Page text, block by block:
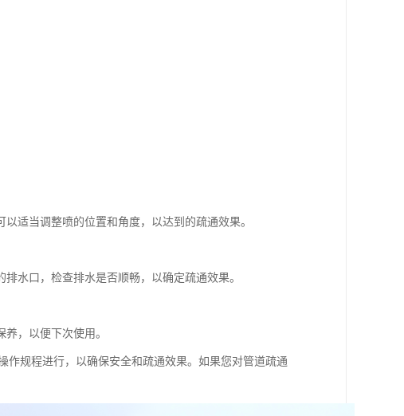
适当调整喷的位置和角度，以达到的疏通效果。
水口，检查排水是否顺畅，以确定疏通效果。
，以便下次使用。
作规程进行，以确保安全和疏通效果。如果您对管道疏通